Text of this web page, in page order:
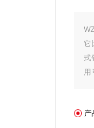
它
式
用
产